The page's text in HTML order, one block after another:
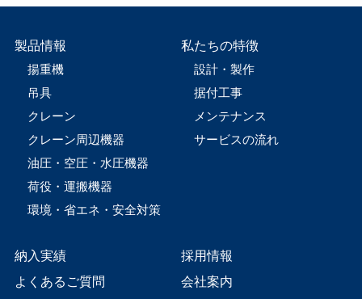
製品情報
揚重機
吊具
クレーン
クレーン周辺機器
油圧・空圧・水圧機器
荷役・運搬機器
環境・省エネ・安全対策
私たちの特徴
設計・製作
据付工事
メンテナンス
サービスの流れ
納入実績
よくあるご質問
採用情報
会社案内